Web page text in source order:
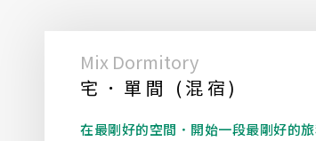
Mix Dormitory
宅．單間 (混宿)
在最剛好的空間．開始一段最剛好的